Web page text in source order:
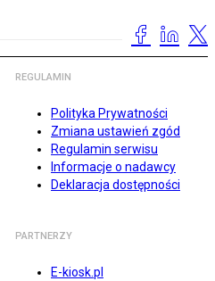
REGULAMIN
Polityka Prywatności
Zmiana ustawień zgód
Regulamin serwisu
Informacje o nadawcy
Deklaracja dostępności
PARTNERZY
E-kiosk.pl